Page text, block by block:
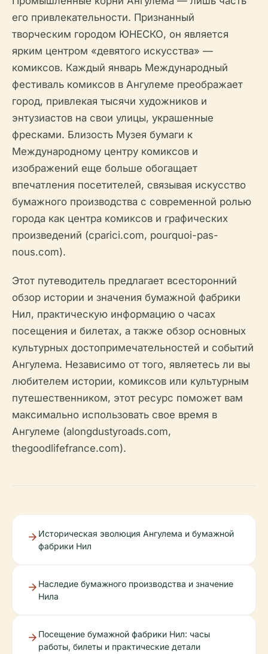
его привлекательности. Признанный
творческим городом ЮНЕСКО, он является
ярким центром «девятого искусства» —
комиксов. Каждый январь Международный
фестиваль комиксов в Ангулеме преображает
город, привлекая тысячи художников и
энтузиастов на свои улицы, украшенные
фресками. Близость Музея бумаги к
Международному центру комиксов и
изображений еще больше обогащает
впечатления посетителей, связывая искусство
бумажного производства с современной ролью
города как центра комиксов и графических
произведений (cparici.com, pourquoi-pas-
nous.com).
Этот путеводитель предлагает всесторонний
обзор истории и значения бумажной фабрики
Нил, практическую информацию о часах
посещения и билетах, а также обзор основных
культурных достопримечательностей и событий
Ангулема. Независимо от того, являетесь ли вы
любителем истории, комиксов или культурным
путешественником, этот ресурс поможет вам
максимально использовать свое время в
Ангулеме (alongdustyroads.com,
thegoodlifefrance.com).
Историческая эволюция Ангулема и бумажной
фабрики Нил
Наследие бумажного производства и значение
Нила
Посещение бумажной фабрики Нил: часы
работы, билеты и практические детали